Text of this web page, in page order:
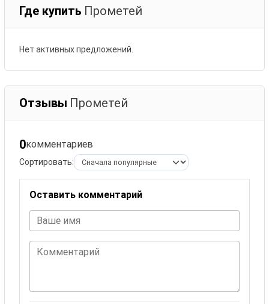
Где купить Прометей
Нет активных предложений.
Отзывы Прометей
0комментариев
Сортировать:
Оставить комментарий
Ваше имя
Комментарий